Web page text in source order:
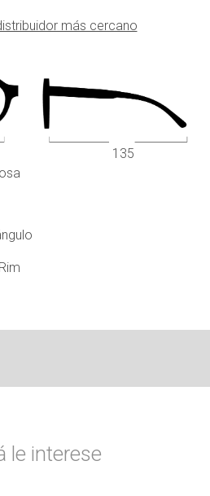
más cercano
135
le interese